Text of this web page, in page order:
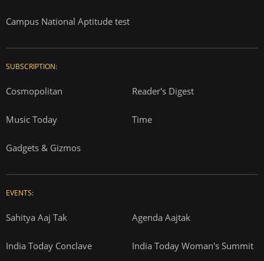
Campus National Aptitude test
SUBSCRIPTION:
Cosmopolitan Reader's Digest
Music Today Time
Gadgets & Gizmos
EVENTS:
Sahitya Aaj Tak Agenda Aajtak
India Today Conclave India Today Woman's Summit